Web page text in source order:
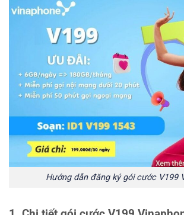
Hướng dẫn đăng ký gói cước V199